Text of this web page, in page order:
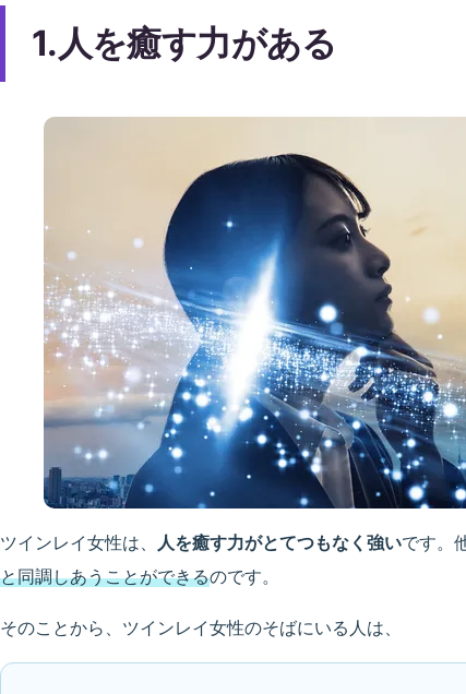
1.人を癒す力がある
ツインレイ女性は、 人を癒す力がとてつもなく強いです。
と同調しあうことができるのです。
そのことから、ツインレイ女性のそばにいる人は、